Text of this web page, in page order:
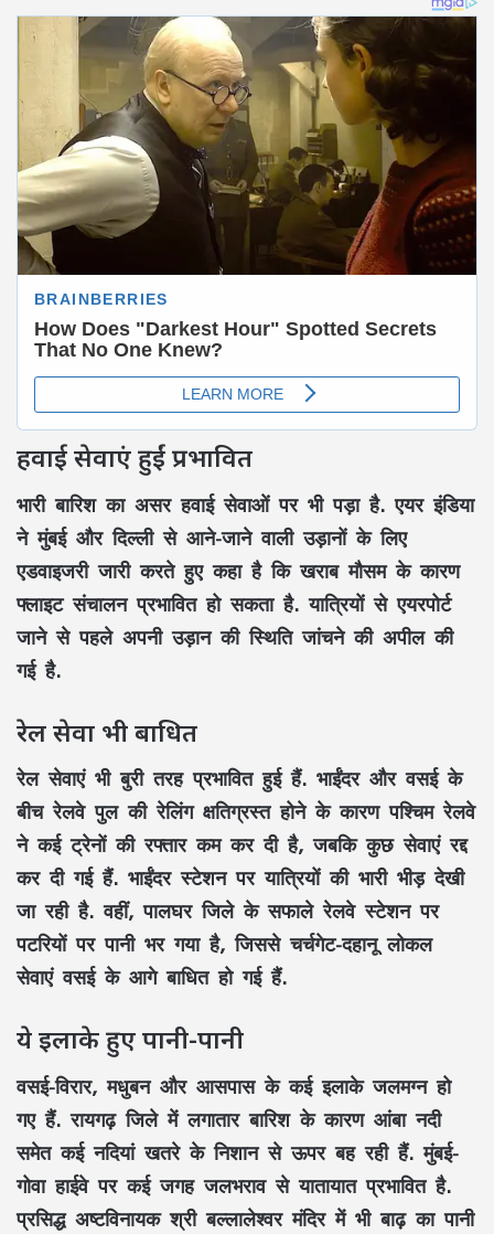
हवाई सेवाएं हुईं प्रभावित
भारी बारिश का असर हवाई सेवाओं पर भी पड़ा है. एयर इंडिया
ने मुंबई और दिल्ली से आने-जाने वाली उड़ानों के लिए
एडवाइजरी जारी करते हुए कहा है कि खराब मौसम के कारण
फ्लाइट संचालन प्रभावित हो सकता है. यात्रियों से एयरपोर्ट
जाने से पहले अपनी उड़ान की स्थिति जांचने की अपील की
गई है.
रेल सेवा भी बाधित
रेल सेवाएं भी बुरी तरह प्रभावित हुई हैं. भाईंदर और वसई के
बीच रेलवे पुल की रेलिंग क्षतिग्रस्त होने के कारण पश्चिम रेलवे
ने कई ट्रेनों की रफ्तार कम कर दी है, जबकि कुछ सेवाएं रद्द
कर दी गई हैं. भाईंदर स्टेशन पर यात्रियों की भारी भीड़ देखी
जा रही है. वहीं, पालघर जिले के सफाले रेलवे स्टेशन पर
पटरियों पर पानी भर गया है, जिससे चर्चगेट-दहानू लोकल
सेवाएं वसई के आगे बाधित हो गई हैं.
ये इलाके हुए पानी-पानी
वसई-विरार, मधुबन और आसपास के कई इलाके जलमग्न हो
गए हैं. रायगढ़ जिले में लगातार बारिश के कारण आंबा नदी
समेत कई नदियां खतरे के निशान से ऊपर बह रही हैं. मुंबई-
गोवा हाईवे पर कई जगह जलभराव से यातायात प्रभावित है.
प्रसिद्ध अष्टविनायक श्री बल्लालेश्वर मंदिर में भी बाढ़ का पानी